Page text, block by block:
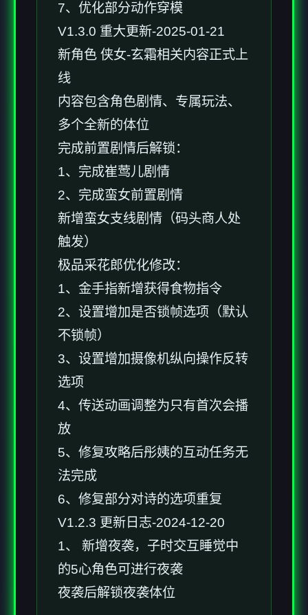
7、优化部分动作穿模
V1.3.0 重大更新-2025-01-21
新角色 侠女-玄霜相关内容正式上
线
内容包含角色剧情、专属玩法、
多个全新的体位
完成前置剧情后解锁：
1、完成崔莺儿剧情
2、完成蛮女前置剧情
新增蛮女支线剧情（码头商人处
触发）
极品采花郎优化修改：
1、金手指新增获得食物指令
2、设置增加是否锁帧选项（默认
不锁帧）
3、设置增加摄像机纵向操作反转
选项
4、传送动画调整为只有首次会播
放
5、修复攻略后彤姨的互动任务无
法完成
6、修复部分对诗的选项重复
V1.2.3 更新日志-2024-12-20
1、 新增夜袭，子时交互睡觉中
的5心角色可进行夜袭
夜袭后解锁夜袭体位